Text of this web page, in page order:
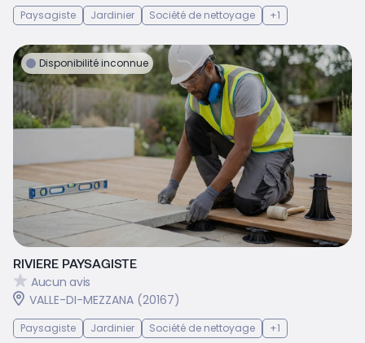
Paysagiste Jardinier Société de nettoyage +1
Disponibilité inconnue
RIVIERE PAYSAGISTE
Aucun avis
VALLE-DI-MEZZANA (20167)
Paysagiste Jardinier Société de nettoyage +1